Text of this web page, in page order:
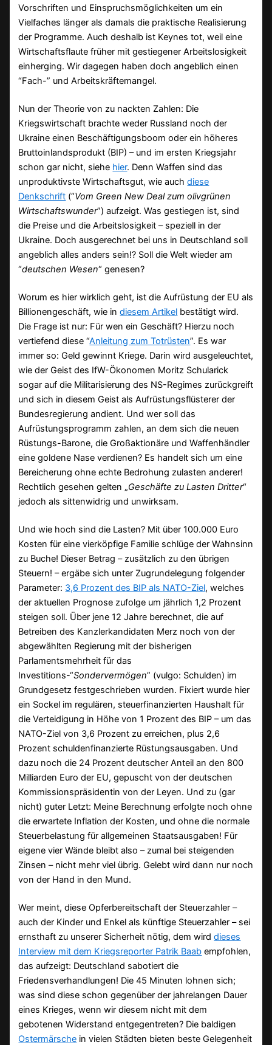
Vorschriften und Einspruchsmöglichkeiten um ein
Vielfaches länger als damals die praktische Realisierung
der Programme. Auch deshalb ist Keynes tot, weil eine
Wirtschaftsflaute früher mit gestiegener Arbeitslosigkeit
einherging. Wir dagegen haben doch angeblich einen
“Fach-” und Arbeitskräftemangel.
Nun der Theorie von zu nackten Zahlen: Die
Kriegswirtschaft brachte weder Russland noch der
Ukraine einen Beschäftigungsboom oder ein höheres
Bruttoinlandsprodukt (BIP) – und im ersten Kriegsjahr
schon gar nicht, siehe hier. Denn Waffen sind das
unproduktivste Wirtschaftsgut, wie auchdiese
Denkschrift (“Vom Green New Deal zum olivgrünen
Wirtschaftswunder”) aufzeigt. Was gestiegen ist, sind
die Preise und die Arbeitslosigkeit – speziell in der
Ukraine. Doch ausgerechnet bei uns in Deutschland soll
angeblich alles anders sein!? Soll die Welt wieder am
“deutschen Wesen“ genesen?
Worum es hier wirklich geht, ist die Aufrüstung der EU als
Billionengeschäft, wie indiesem Artikel bestätigt wird.
Die Frage ist nur: Für wen ein Geschäft? Hierzu noch
vertiefend diese “Anleitung zum Totrüsten”. Es war
immer so: Geld gewinnt Kriege. Darin wird ausgeleuchtet,
wie der Geist des IfW-Ökonomen Moritz Schularick
sogar auf die Militarisierung des NS-Regimes zurückgreift
und sich in diesem Geist als Aufrüstungsflüsterer der
Bundesregierung andient. Und wer soll das
Aufrüstungsprogramm zahlen, an dem sich die neuen
Rüstungs-Barone, die Großaktionäre und Waffenhändler
eine goldene Nase verdienen? Es handelt sich um eine
Bereicherung ohne echte Bedrohung zulasten anderer!
Rechtlich gesehen gelten „Geschäfte zu Lasten Dritter“
jedoch als sittenwidrig und unwirksam.
Und wie hoch sind die Lasten? Mit über 100.000 Euro
Kosten für eine vierköpfige Familie schlüge der Wahnsinn
zu Buche! Dieser Betrag – zusätzlich zu den übrigen
Steuern! – ergäbe sich unter Zugrundelegung folgender
Parameter: 3,6 Prozent des BIP als NATO-Ziel, welches
der aktuellen Prognose zufolge um jährlich 1,2 Prozent
steigen soll. Über jene 12 Jahre berechnet, die auf
Betreiben des Kanzlerkandidaten Merz noch von der
abgewählten Regierung mit der bisherigen
Parlamentsmehrheit für das
Investitions-“Sondervermögen” (vulgo: Schulden) im
Grundgesetz festgeschrieben wurden. Fixiert wurde hier
ein Sockel im regulären, steuerfinanzierten Haushalt für
die Verteidigung in Höhe von 1 Prozent des BIP – um das
NATO-Ziel von 3,6 Prozent zu erreichen, plus 2,6
Prozent schuldenfinanzierte Rüstungsausgaben. Und
dazu noch die 24 Prozent deutscher Anteil an den 800
Milliarden Euro der EU, gepuscht von der deutschen
Kommissionspräsidentin von der Leyen. Und zu (gar
nicht) guter Letzt: Meine Berechnung erfolgte noch ohne
die erwartete Inflation der Kosten, und ohne die normale
Steuerbelastung für allgemeinen Staatsausgaben! Für
eigene vier Wände bleibt also – zumal bei steigenden
Zinsen – nicht mehr viel übrig. Gelebt wird dann nur noch
von der Hand in den Mund.
Wer meint, diese Opferbereitschaft der Steuerzahler –
auch der Kinder und Enkel als künftige Steuerzahler – sei
ernsthaft zu unserer Sicherheit nötig, dem wirddieses
Interview mit dem Kriegsreporter Patrik Baab empfohlen,
das aufzeigt: Deutschland sabotiert die
Friedensverhandlungen! Die 45 Minuten lohnen sich;
was sind diese schon gegenüber der jahrelangen Dauer
eines Krieges, wenn wir diesem nicht mit dem
gebotenen Widerstand entgegentreten? Die baldigen
Ostermärsche in vielen Städten bieten beste Gelegenheit